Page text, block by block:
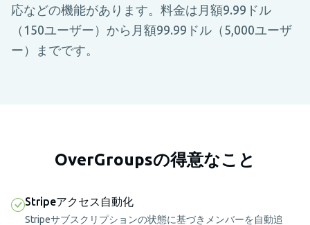
応などの機能があります。料金は月額9.99ドル
（150ユーザー）から月額99.99ドル（5,000ユーザ
ー）までです。
OverGroupsの得意なこと
Stripeアクセス自動化
Stripeサブスクリプションの状態に基づきメンバーを自動追